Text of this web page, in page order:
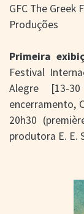
CONTATO
GFC The Greek
Produções
Primeira
Festival
Alegre [13-
encerramento,
20h30
produtora E. E.